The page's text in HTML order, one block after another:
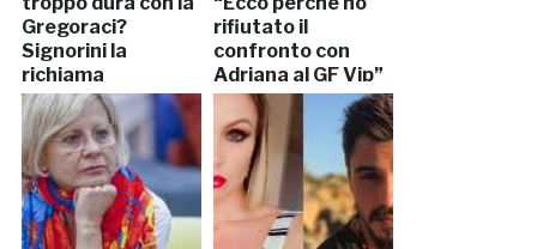
Gregoraci?
Signorini la
richiama
rifiutato il
confronto con
Adriana al GF Vip”